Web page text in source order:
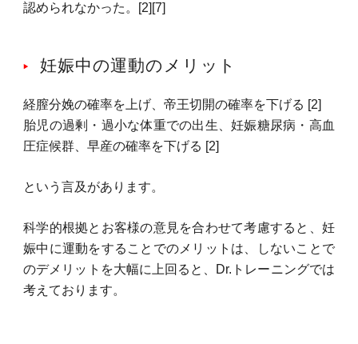
認められなかった。[2][7]
妊娠中の運動のメリット
経膣分娩の確率を上げ、帝王切開の確率を下げる [2]
胎児の過剰・過小な体重での出生、妊娠糖尿病・高血
圧症候群、早産の確率を下げる [2]
という言及があります。
科学的根拠とお客様の意見を合わせて考慮すると、妊
娠中に運動をすることでのメリットは、しないことで
のデメリットを大幅に上回ると、Dr.トレーニングでは
考えております。